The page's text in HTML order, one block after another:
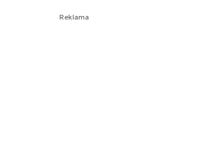
Reklama